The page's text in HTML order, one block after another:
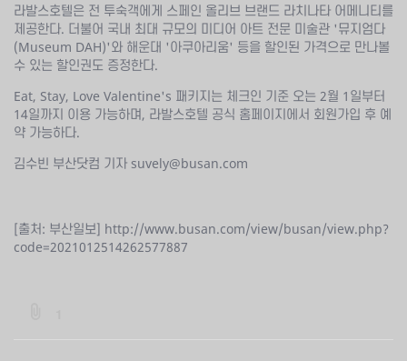
라발스호텔은 전 투숙객에게 스페인 올리브 브랜드 라치나타 어메니티를
제공한다. 더불어 국내 최대 규모의 미디어 아트 전문 미술관 '뮤지엄다
(Museum DAH)'와 해운대 '아쿠아리움' 등을 할인된 가격으로 만나볼
수 있는 할인권도 증정한다.
Eat, Stay, Love Valentine's 패키지는 체크인 기준 오는 2월 1일부터
14일까지 이용 가능하며, 라발스호텔 공식 홈페이지에서 회원가입 후 예
약 가능하다.
김수빈 부산닷컴 기자 suvely@busan.com
[출처: 부산일보] http://www.busan.com/view/busan/view.php?
code=2021012514262577887